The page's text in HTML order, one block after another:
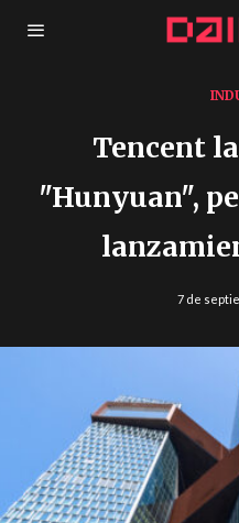
Tencent
"Hunyuan",
7 de